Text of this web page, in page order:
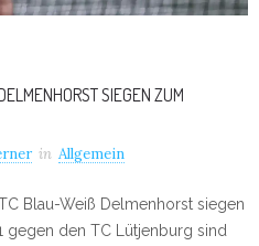
SIEGEN ZUM A
in Allgemein
Blau-Weiß Delmenhorst siegen
gegen den TC Lütjenburg sind